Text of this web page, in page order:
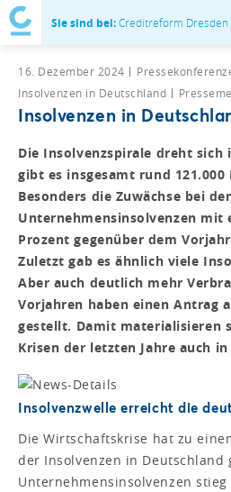
Sie sind bei:Creditreform Dresden
16. Dezember 2024
Insolvenzen in Deutschland
Insolvenzen in
Die Insolvenzspirale dreht sich
gibt es insgesamt rund 121.000
Besonders die Zuwächse bei
Unternehmensinsolvenzen mit
Prozent gegenüber dem
Zuletzt gab es ähnlich viele
Aber auch deutlich mehr
Vorjahren haben einen Antrag
gestellt. Damit materialisieren
Krisen der letzten Jahre auch
Insolvenzwelle erreicht die
Die Wirtschaftskrise hat zu
der Insolvenzen in Deutschland
Unternehmensinsolvenzen